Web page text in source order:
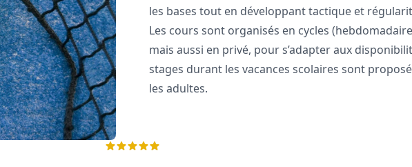
les bases tout en développant tactique et
Les cours sont organisés en cycles
mais aussi en privé, pour s’adapter aux
stages durant les vacances scolaires sont
les adultes.